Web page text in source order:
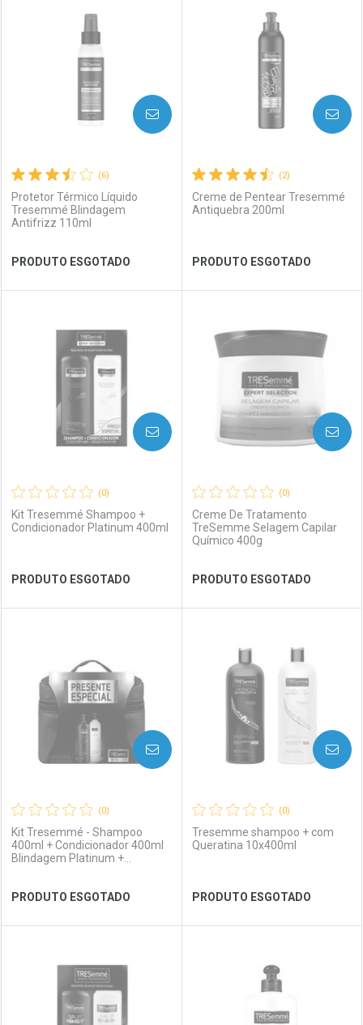
Laboratório
Ver Desconto Convênio
Por Menos Laboratório
Ver Desconto Convênio
Por Menos
(6)
Protetor Térmico Líquido
Tresemmé Blindagem
Antifrizz 110ml
PRODUTO ESGOTADO
AVISE-ME
Laboratório
Ver Desconto Convênio
Por Menos
(2)
Creme de Pentear Tresemmé
Antiquebra 200ml
PRODUTO ESGOTADO
AVISE-ME
Laboratório
Ver Desconto Convênio
Por Menos
(0)
Kit Tresemmé Shampoo +
Condicionador Platinum 400ml
PRODUTO ESGOTADO
AVISE-ME
Laboratório
Ver Desconto Convênio
Por Menos
(0)
Creme De Tratamento
TreSemme Selagem Capilar
Químico 400g
PRODUTO ESGOTADO
AVISE-ME
Laboratório
Ver Desconto Convênio
Por Menos
(0)
Kit Tresemmé - Shampoo
400ml + Condicionador 400ml
Blindagem Platinum +
PRODUTO ESGOTADO
AVISE-ME
Laboratório
Por Menos
(0)
Tresemme shampoo + com
Queratina 10x400ml
PRODUTO ESGOTADO
AVISE-ME
Laboratório
Por Menos